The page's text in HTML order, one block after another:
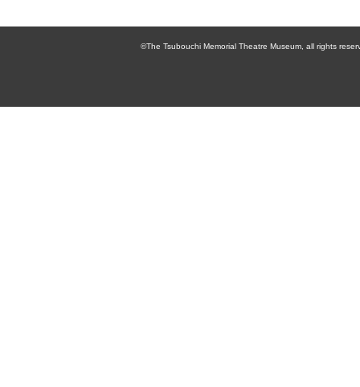
大学坪内博士記
念演劇博物館
©The Tsubouchi Memorial Theatre Museum, all rights